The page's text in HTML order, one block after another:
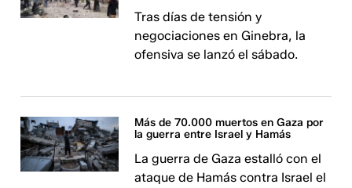
Tras días de tensión y
negociaciones en Ginebra, la
ofensiva se lanzó el sábado.
Más de 70.000 muertos en Gaza por
la guerra entre Israel y Hamás
La guerra de Gaza estalló con el
ataque de Hamás contra Israel el